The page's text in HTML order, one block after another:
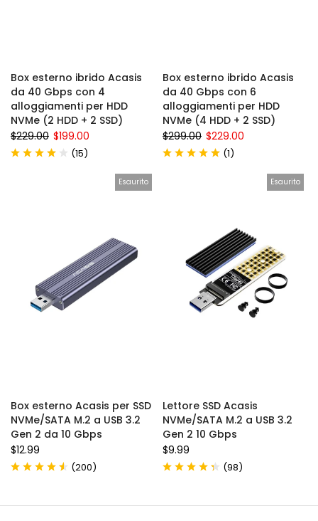
Box esterno ibrido Acasis
da 40 Gbps con 4
alloggiamenti per HDD
NVMe (2 HDD + 2 SSD)
$229.00 $199.00
(15)
Box esterno ibrido Acasis
da 40 Gbps con 6
alloggiamenti per HDD
NVMe (4 HDD + 2 SSD)
$299.00 $229.00
(1)
Esaurito
Box esterno Acasis per SSD
NVMe/SATA M.2 a USB 3.2
Gen 2 da 10 Gbps
$12.99
(200)
Esaurito
Lettore SSD Acasis
NVMe/SATA M.2 a USB 3.2
Gen 2 10 Gbps
$9.99
(98)